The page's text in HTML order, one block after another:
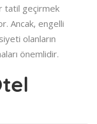
tatil geçirmek
Ancak, engelli
olanların
önemlidir.